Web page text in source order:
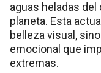
aguas heladas
planeta. Esta
belleza visual,
emocional que
extremas.